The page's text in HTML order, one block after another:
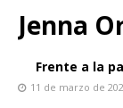
Jenna
Frente a la
11 de marzo de